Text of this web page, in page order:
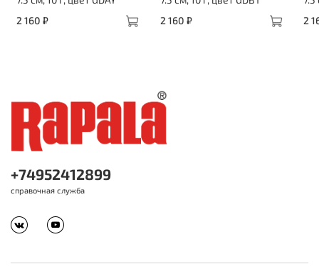
2 160 ₽
2 160 ₽
2
+74952412899
справочная служба